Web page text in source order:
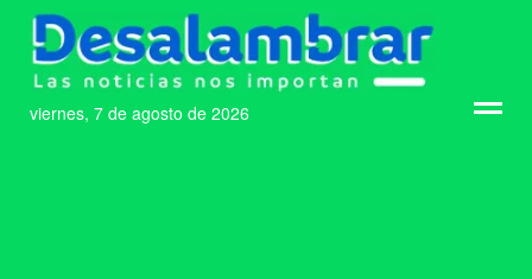
viernes, 7 de agosto de 2026